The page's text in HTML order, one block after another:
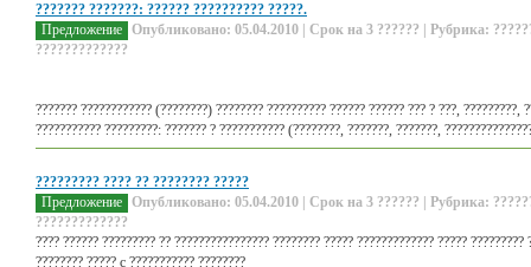
??????? ???????: ?????? ?????????? ?????.
Предложение Опубликовано: 05.04.2010 | Срок на 3 ?????? | Рубрика:
?????????????
??????? ???????????? (????????) ???????? ?????????? ?????? ?????? ??? ? ???, ?????????,
??????????? ?????????: ??????? ? ??????????? (????????, ???????, ???????,
????????? ???? ?? ???????? ?????
Предложение Опубликовано: 05.04.2010 | Срок на 3 ?????? | Рубрика:
?????????????
???? ?????? ????????? ?? ???????????????? ???????? ????? ????????????? ?????
???????? ????? c ??????????? ????????